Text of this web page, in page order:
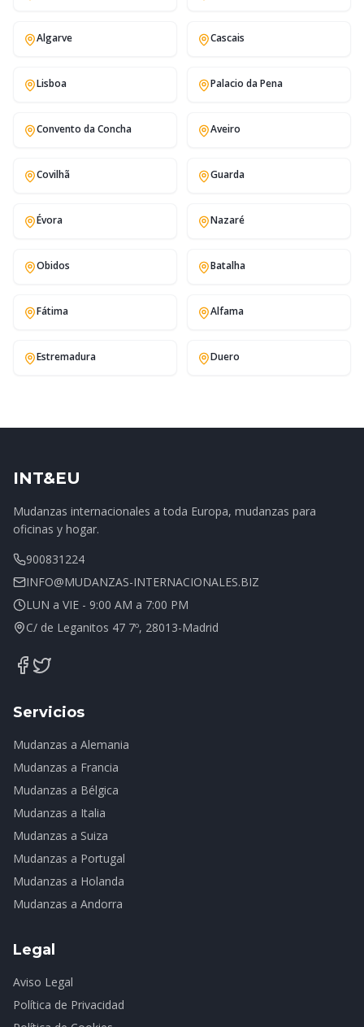
Algarve Cascais
Lisboa Palacio da Pena
Convento da Concha Aveiro
Covilhã Guarda
Évora Nazaré
Obidos Batalha
Fátima Alfama
Estremadura Duero
INT&EU
Mudanzas internacionales a toda Europa, mudanzas para
oficinas y hogar.
900831224
INFO@MUDANZAS-INTERNACIONALES.BIZ
LUN a VIE - 9:00 AM a 7:00 PM
C/ de Leganitos 47 7º, 28013-Madrid
Servicios
Mudanzas a Alemania
Mudanzas a Francia
Mudanzas a Bélgica
Mudanzas a Italia
Mudanzas a Suiza
Mudanzas a Portugal
Mudanzas a Holanda
Mudanzas a Andorra
Legal
Aviso Legal
Política de Privacidad